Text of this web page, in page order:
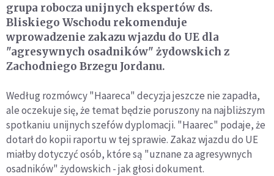
grupa robocza unijnych ekspertów ds.
Bliskiego Wschodu rekomenduje
wprowadzenie zakazu wjazdu do UE dla
"agresywnych osadników" żydowskich z
Zachodniego Brzegu Jordanu.
Według rozmówcy "Haareca" decyzja jeszcze nie zapadła,
ale oczekuje się, że temat będzie poruszony na najbliższym
spotkaniu unijnych szefów dyplomacji. "Haarec" podaje, że
dotarł do kopii raportu w tej sprawie. Zakaz wjazdu do UE
miałby dotyczyć osób, które są "uznane za agresywnych
osadników" żydowskich - jak głosi dokument.